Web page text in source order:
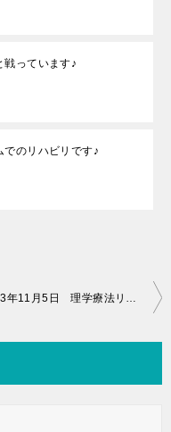
戦っています♪
でのリハビリです♪
2013年11月5日 理学療法リハビリ（13時50分～16時20分）